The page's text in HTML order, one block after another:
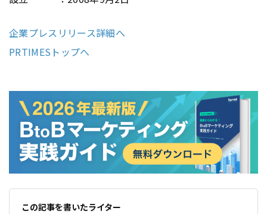
企業プレスリリース詳細へ
PRTIMESトップへ
この記事を書いたライター